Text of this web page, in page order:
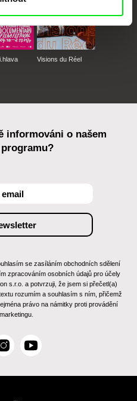
Visions du Réel
informováni o našem
se zasíláním obchodních sdělení
zpracováním osobních údajů pro účely
s.r.o. a potvrzuji, že jsem si přečetl(a)
textu rozumím a souhlasím s ním, přičemž
právo na námitky proti provádění
I
s
Y
u